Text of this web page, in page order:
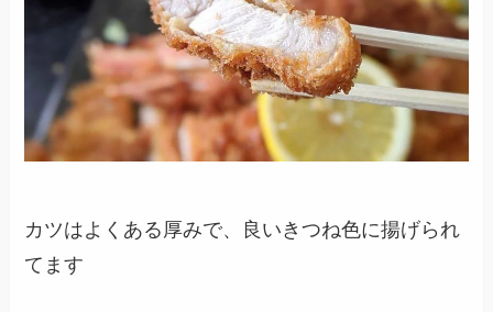
カツはよくある厚みで、良いきつね色に揚げられ
てます